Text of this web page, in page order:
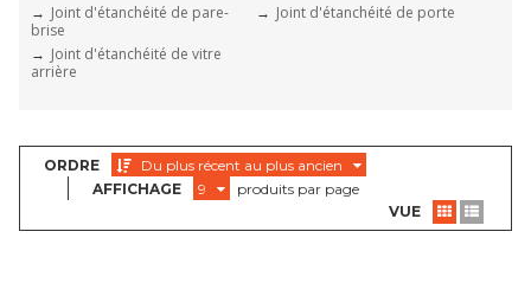
Joint d'étanchéité de pare-
brise
Joint d'étanchéité de porte
Joint d'étanchéité de vitre
arrière
ORDRE
Du plus récent au plus ancien
AFFICHAGE
9
produits par page
VUE